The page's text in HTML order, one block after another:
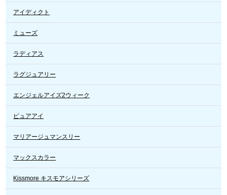
アイディクト
ミューズ
ラディアス
ラグジュアリー
エンジェルアイズ2ウィーク
ピュアアイ
マリアージュマンスリー
マックスカラー
Kissmore キスモアシリーズ